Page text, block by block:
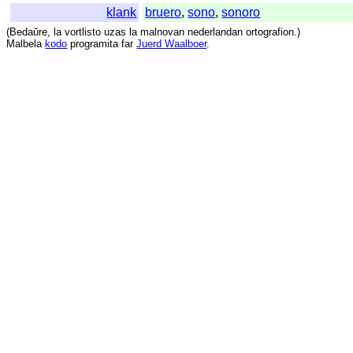
klank
bruero,sono,sonoro
(Bedaŭre, la vortlisto uzas la malnovan nederlandan ortografion.)
Malbela kodo programita far Juerd Waalboer.